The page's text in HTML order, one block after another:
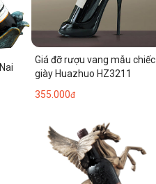
Giá đỡ rượu vang mẫu chiếc
giày Huazhuo HZ3211
355.000đ